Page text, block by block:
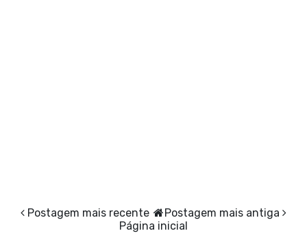
Postagem mais recente
Postagem mais antiga
Página inicial